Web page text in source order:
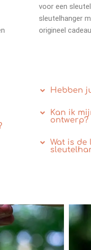
voor een
sleutelhanger
origineel
Hebben
Kan ik
ontwerp?
Wat is